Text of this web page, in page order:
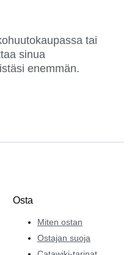
tai
sinua
enemmän.
Osta
Miten ostan
Ostajan suoja